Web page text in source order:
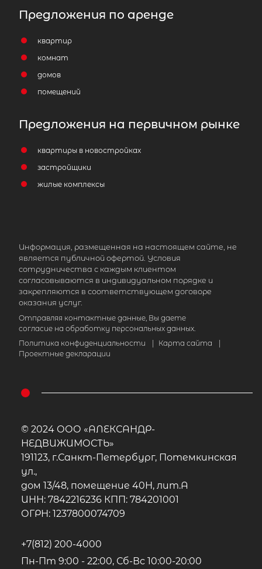
Предложения по аренде
квартир
комнат
домов
помещений
Предложения на первичном рынке
квартиры в новостройках
застройщики
жилые комплексы
Информация, размещенная на настоящем сайте, не
является публичной офертой. Условия
сотрудничества с каждым клиентом
согласовываются в индивидуальном порядке и
закрепляются в соответствующем договоре
оказания услуг.
Отправляя контактные данные, Вы даете
согласие на обработку персональных данных.
Политика конфиденциальности
Карта сайта
Проектные декларации
© 2024 ООО «АЛЕКСАНДР-
НЕДВИЖИМОСТЬ»
191123, г.Санкт-Петербург, Потемкинская
ул.,
дом 13/48, помещение 40Н, лит.А
ИНН: 7842216236 КПП: 784201001
ОГРН: 1237800074709
+7(812) 200-4000
Пн-Пт 9:00 - 22:00, Сб-Вс 10:00-20:00